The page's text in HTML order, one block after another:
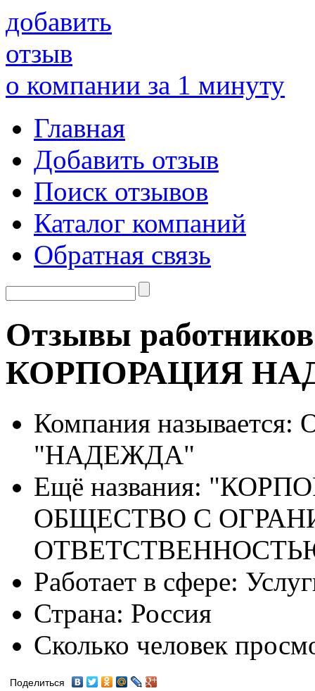
добавить
отзыв
о компании за 1 минуту
Главная
Добавить отзыв
Поиск отзывов
Каталог компаний
Обратная связь
Отзывы
КОРПОРАЦИЯ
Компания называется:
"НАДЕЖДА"
Ещё названия:
ОБЩЕСТВО С
Работает в сфере:
Страна: Россия
Сколько человек
Поделиться